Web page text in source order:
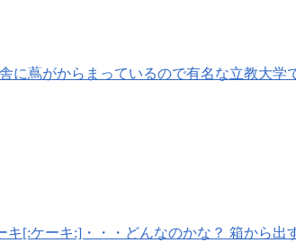
蔦がからまっているので有名な立教大学
ーキ:]・・・どんなのかな？ 箱から出